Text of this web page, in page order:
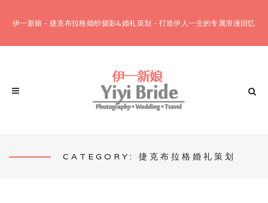
伊一新娘 - 捷克布拉格婚纱摄影&婚礼策划 - 打造伊人一生的专属浪漫回忆
CATEGORY: 捷克布拉格婚礼策划